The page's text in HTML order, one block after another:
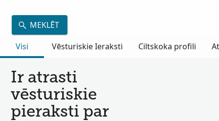
MEKLĒT
Visi
Vēsturiskie Ieraksti Ciltskoka profili
Ir atrasti
vēsturiskie
pieraksti par